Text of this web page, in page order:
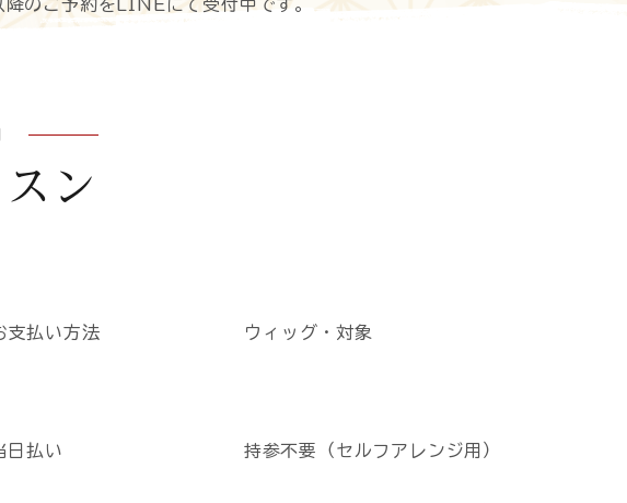
のご予約をLINEにて受付中です。
ン
ウィッグ・対象
支払い方法
持参不要（セルフアレンジ用）
日払い